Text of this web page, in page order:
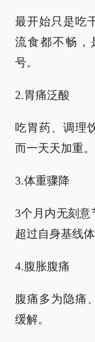
最开始只是吃
流食都不畅，
号。
2.胃痛泛酸
吃胃药、调理
而一天天加重。
3.体重骤降
3个月内无刻
超过自身基线体
4.腹胀腹痛
腹痛多为隐痛
缓解。